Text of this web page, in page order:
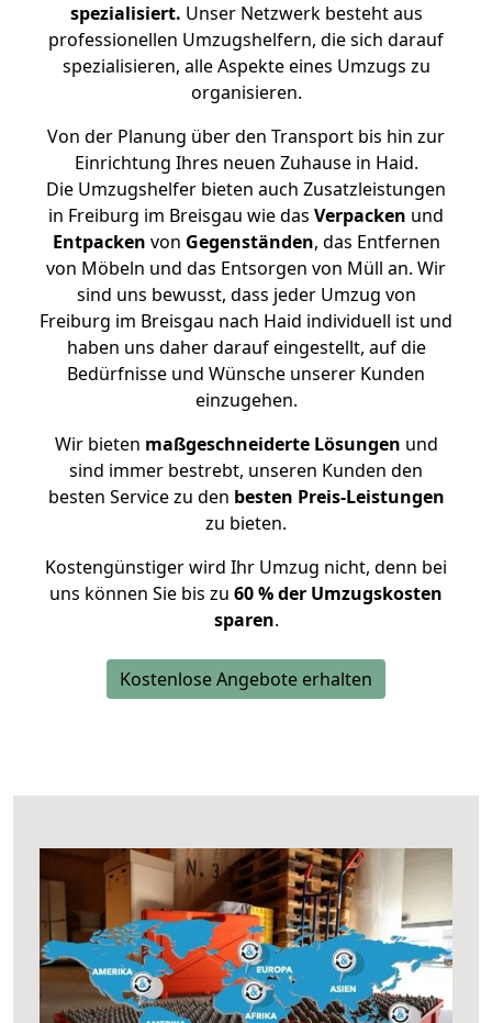
spezialisiert. Unser Netzwerk besteht aus
professionellen Umzugshelfern, die sich darauf
spezialisieren, alle Aspekte eines Umzugs zu
organisieren.
Von der Planung über den Transport bis hin zur
Einrichtung Ihres neuen Zuhause in Haid.
Die Umzugshelfer bieten auch Zusatzleistungen
in Freiburg im Breisgau wie das Verpacken und
Entpacken von Gegenständen, das Entfernen
von Möbeln und das Entsorgen von Müll an. Wir
sind uns bewusst, dass jeder Umzug von
Freiburg im Breisgau nach Haid individuell ist und
haben uns daher darauf eingestellt, auf die
Bedürfnisse und Wünsche unserer Kunden
einzugehen.
Wir bieten maßgeschneiderte Lösungen und
sind immer bestrebt, unseren Kunden den
besten Service zu den besten Preis-Leistungen
zu bieten.
Kostengünstiger wird Ihr Umzug nicht, denn bei
uns können Sie bis zu 60 % der Umzugskosten
sparen.
Kostenlose Angebote erhalten